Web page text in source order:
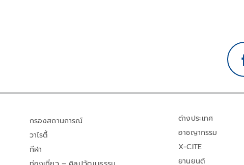
กรองสถานการณ์
วาไรตี้
กีฬา
ต่างประเทศ
อาชญากรรม
X-CITE
ยานยนต์